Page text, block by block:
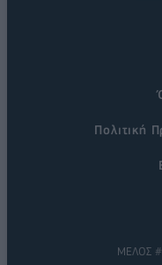
Πολιτική
ΜΕΛΟΣ